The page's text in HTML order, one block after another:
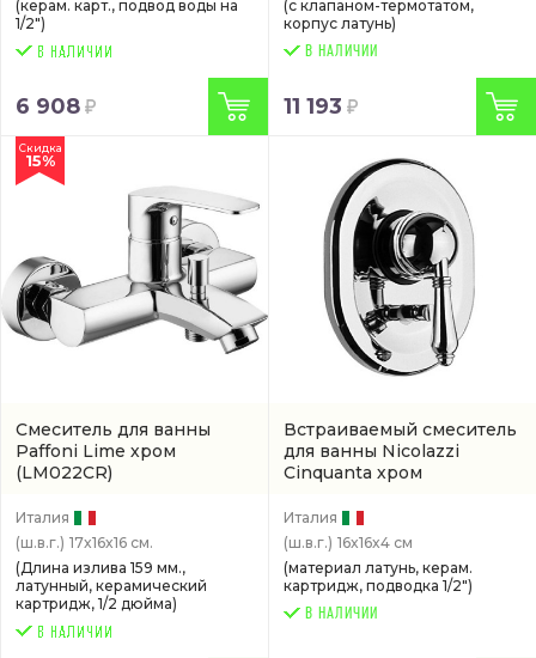
(керам. карт., подвод воды на
1/2")
6 908
(с клапаном-термотатом,
корпус латунь)
В НАЛИЧИИ
11 193
Смеситель для ванны
Paffoni Lime хром
(LM022CR)
Скидка
15%
Италия
(ш.в.г.) 17x16x16 см.
(Длина излива 159 мм.,
латунный, керамический
картридж, 1/2 дюйма)
Встраиваемый смеситель
для ванны Nicolazzi
Cinquanta хром
Италия
(ш.в.г.) 16x16x4 см
(материал латунь, керам.
картридж, подводка 1/2")
В НАЛИЧИИ